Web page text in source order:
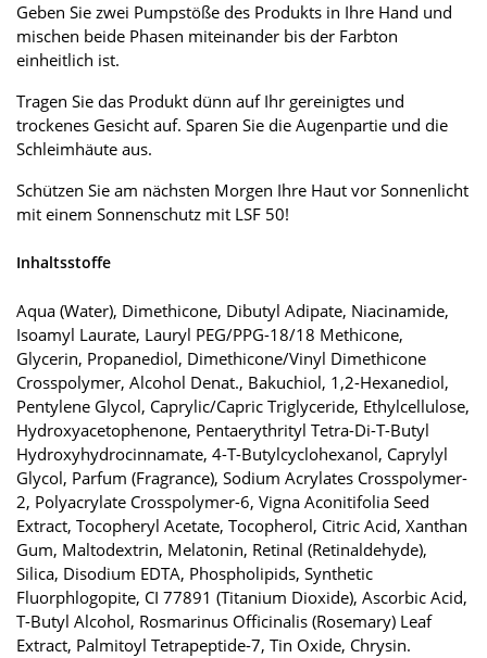
Geben Sie zwei Pumpstöße des Produkts in Ihre Hand und
mischen beide Phasen miteinander bis der Farbton
einheitlich ist.
Tragen Sie das Produkt dünn auf Ihr gereinigtes und
trockenes Gesicht auf. Sparen Sie die Augenpartie und die
Schleimhäute aus.
Schützen Sie am nächsten Morgen Ihre Haut vor Sonnenlicht
mit einem Sonnenschutz mit LSF 50!
Inhaltsstoffe
Aqua (Water), Dimethicone, Dibutyl Adipate, Niacinamide,
Isoamyl Laurate, Lauryl PEG/PPG-18/18 Methicone,
Glycerin, Propanediol, Dimethicone/Vinyl Dimethicone
Crosspolymer, Alcohol Denat., Bakuchiol, 1,2-Hexanediol,
Pentylene Glycol, Caprylic/Capric Triglyceride, Ethylcellulose,
Hydroxyacetophenone, Pentaerythrityl Tetra-Di-T-Butyl
Hydroxyhydrocinnamate, 4-T-Butylcyclohexanol, Caprylyl
Glycol, Parfum (Fragrance), Sodium Acrylates Crosspolymer-
2, Polyacrylate Crosspolymer-6, Vigna Aconitifolia Seed
Extract, Tocopheryl Acetate, Tocopherol, Citric Acid, Xanthan
Gum, Maltodextrin, Melatonin, Retinal (Retinaldehyde),
Silica, Disodium EDTA, Phospholipids, Synthetic
Fluorphlogopite, CI 77891 (Titanium Dioxide), Ascorbic Acid,
T-Butyl Alcohol, Rosmarinus Officinalis (Rosemary) Leaf
Extract, Palmitoyl Tetrapeptide-7, Tin Oxide, Chrysin.